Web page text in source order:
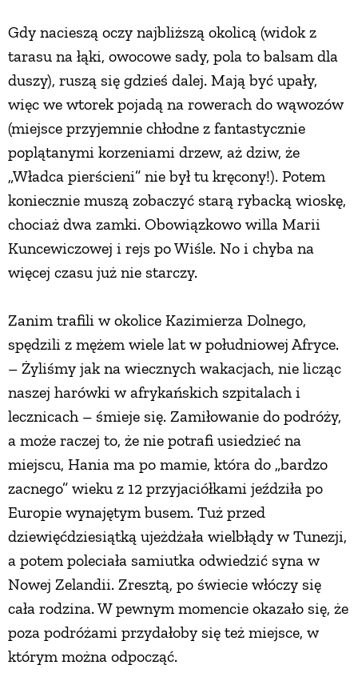
Gdy nacieszą oczy najbliższą okolicą (widok z
tarasu na łąki, owocowe sady, pola to balsam dla
duszy), ruszą się gdzieś dalej. Mają być upały,
więc we wtorek pojadą na rowerach do wąwozów
(miejsce przyjemnie chłodne z fantastycznie
poplątanymi korzeniami drzew, aż dziw, że
„Władca pierścieni” nie był tu kręcony!). Potem
koniecznie muszą zobaczyć starą rybacką wioskę,
chociaż dwa zamki. Obowiązkowo willa Marii
Kuncewiczowej i rejs po Wiśle. No i chyba na
więcej czasu już nie starczy.
Zanim trafili w okolice Kazimierza Dolnego,
spędzili z mężem wiele lat w południowej Afryce.
– Żyliśmy jak na wiecznych wakacjach, nie licząc
naszej harówki w afrykańskich szpitalach i
lecznicach – śmieje się. Zamiłowanie do podróży,
a może raczej to, że nie potrafi usiedzieć na
miejscu, Hania ma po mamie, która do „bardzo
zacnego” wieku z 12 przyjaciółkami jeździła po
Europie wynajętym busem. Tuż przed
dziewięćdziesiątką ujeżdżała wielbłądy w Tunezji,
a potem poleciała samiutka odwiedzić syna w
Nowej Zelandii. Zresztą, po świecie włóczy się
cała rodzina. W pewnym momencie okazało się, że
poza podróżami przydałoby się też miejsce, w
którym można odpocząć.